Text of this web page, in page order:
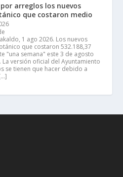
arreglos los nuevos
que costaron medio
1 ago 2026. Los nuevos
que costaron 532.188,37
"una semana" este 3 de agosto
versión oficial del Ayuntamiento
se tienen que hacer debido a